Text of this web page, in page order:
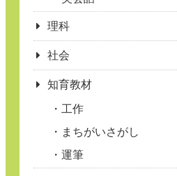
理科
社会
知育教材
工作
まちがいさがし
運筆